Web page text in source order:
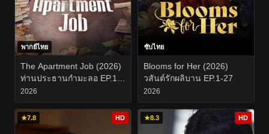
พากย์ไทย
The Apartment Job (2026)
ท่านประธานกำมะลอ EP.1-
12
2026
ซับไทย
Blooms for Her (2026)
วสันต์รักผลิบาน EP.1-27
2026
★7.8 HD ★8.3 HD